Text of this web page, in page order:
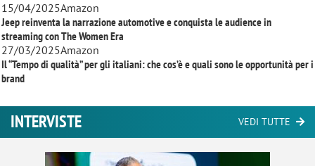
15/04/2025Amazon
Jeep reinventa la narrazione automotive e conquista le audience in
streaming conThe Women Era
27/03/2025Amazon
Il “Tempo di qualità” per gli italiani: che cos’è e quali sono le opportunità per i
brand
INTERVISTE VEDI TUTTE